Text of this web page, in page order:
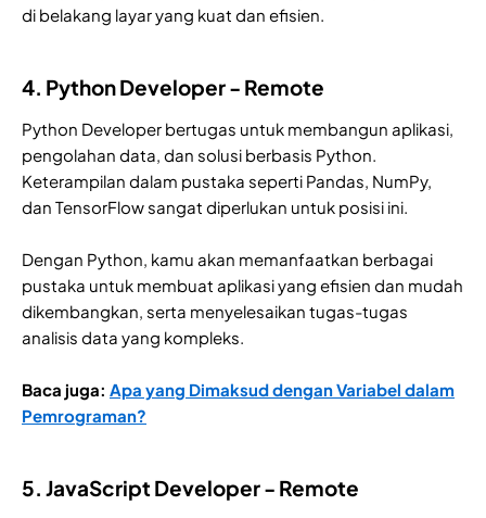
di belakang layar yang kuat dan efisien.
4. Python Developer - Remote
Python Developer bertugas untuk membangun aplikasi,
pengolahan data, dan solusi berbasis Python.
Keterampilan dalam pustaka seperti Pandas, NumPy,
dan TensorFlow sangat diperlukan untuk posisi ini.
Dengan Python, kamu akan memanfaatkan berbagai
pustaka untuk membuat aplikasi yang efisien dan mudah
dikembangkan, serta menyelesaikan tugas-tugas
analisis data yang kompleks.
Baca juga: Apa yang Dimaksud dengan Variabel dalam
Pemrograman?
5. JavaScript Developer - Remote